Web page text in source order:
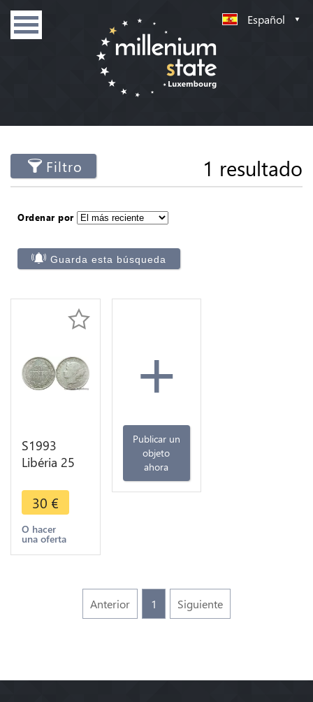
Español
Filtro 1 resultado
Ordenar por
Guarda esta búsqueda
S1993
Libéria 25
Marianne
1906
Argent
Silver - Faire
30 €
O hacer
una oferta
+
Publicar un
objeto
ahora
Anterior 1 Siguiente